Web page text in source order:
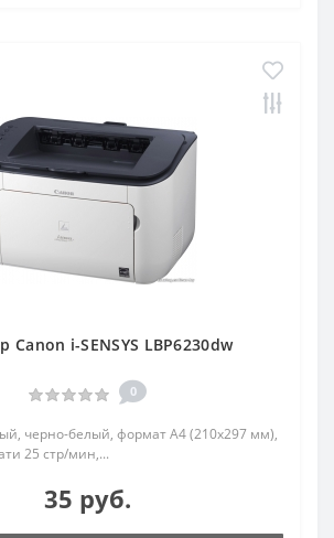
Canon i-SENSYS LBP6230dw
0
черно-белый, формат A4 (210x297 мм),
25 стр/мин,...
35 руб.